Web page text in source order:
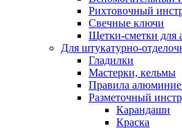
Рихтовочный
Свечные ключи
Щетки-сметки для
Для штукатурно-
Гладилки
Мастерки, кельмы
Правила
Разметочный
Карандаши
Краска